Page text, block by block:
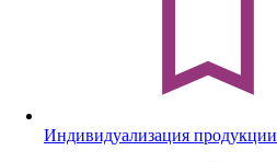
Индивидуализация продукции